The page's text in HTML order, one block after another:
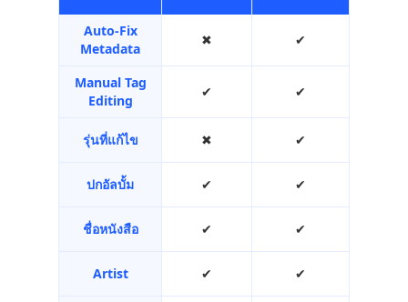
Auto-Fix
Metadata
✖︎ ✔︎
Manual Tag
Editing
✔︎ ✔︎
รุ่นที่แก้ไข ✖︎ ✔︎
ปกอัลบั้ม ✔︎ ✔︎
ชื่อหนังสือ ✔︎ ✔︎
Artist ✔︎ ✔︎